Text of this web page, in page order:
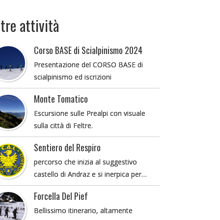
attività
Corso BASE di Scialpinismo 2024
Presentazione del CORSO BASE di
scialpinismo ed iscrizioni
Monte Tomatico
Escursione sulle Prealpi con visuale
sulla città di Feltre.
Sentiero del Respiro
percorso che inizia al suggestivo
castello di Andraz e si inerpica per…
Forcella Del Pief
Bellissimo itinerario, altamente